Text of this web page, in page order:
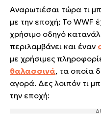
Αναρωτιέσαι τώρα τι
με την εποχή; Το WWF
χρήσιμο οδηγό
περιλαμβάνει και έναν
με χρήσιμες
θαλασσινά, τα οποία
αγορά. Δες λοιπόν τι
την εποχή: